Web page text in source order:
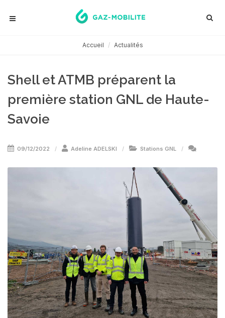
Accueil Actualités
Shell et ATMB préparent la
première station GNL de Haute-
Savoie
09/12/2022 Adeline ADELSKI Stations GNL